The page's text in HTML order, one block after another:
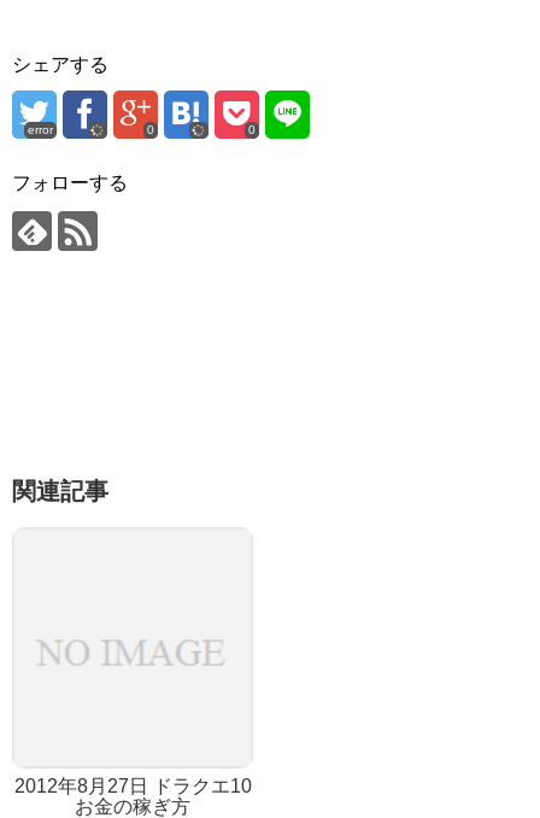
シェアする
error 0 0
フォローする
関連記事
2012年8月27日 ドラクエ10
お金の稼ぎ方